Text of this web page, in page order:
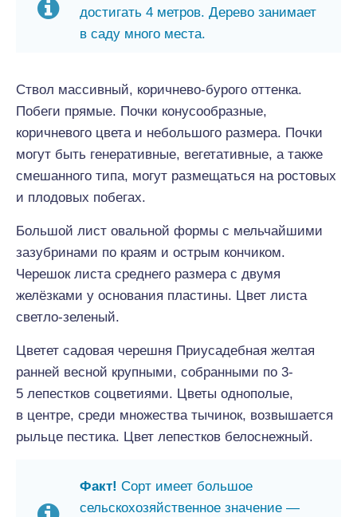
достигать 4 метров. Дерево занимает
в саду много места.
Ствол массивный, коричнево-бурого оттенка.
Побеги прямые. Почки конусообразные,
коричневого цвета и небольшого размера. Почки
могут быть генеративные, вегетативные, а также
смешанного типа, могут размещаться на ростовых
и плодовых побегах.
Большой лист овальной формы с мельчайшими
зазубринами по краям и острым кончиком.
Черешок листа среднего размера с двумя
желёзками у основания пластины. Цвет листа
светло-зеленый.
Цветет садовая черешня Приусадебная желтая
ранней весной крупными, собранными по 3-
5 лепестков соцветиями. Цветы однополые,
в центре, среди множества тычинок, возвышается
рыльце пестика. Цвет лепестков белоснежный.
Факт! Сорт имеет большое
сельскохозяйственное значение —